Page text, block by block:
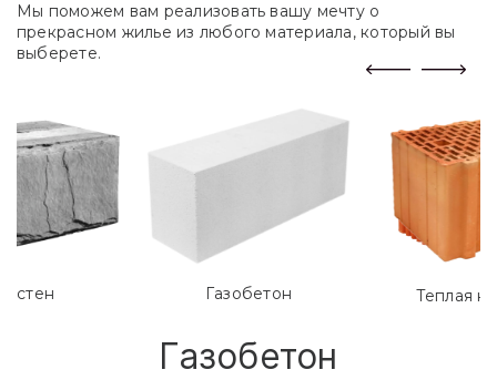
Мы поможем вам реализовать вашу мечту о
прекрасном жилье из любого материала, который вы
выберете.
Газобетон Теплая
Газобетон